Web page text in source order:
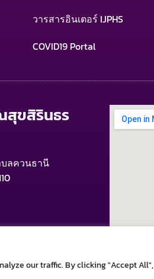
our traffic. By clicking "Accept All",
วารสารอินเตอร์ IJPHS
COVID19 Portal
สุขสิรินธร
ลควนธานี
ค์รับจ้าง , รถแท็กซี่